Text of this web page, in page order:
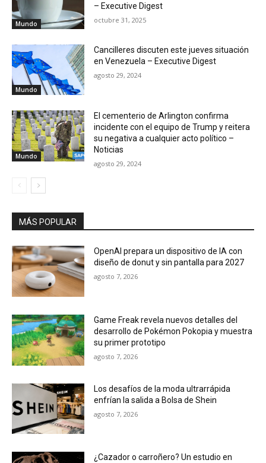
Mundo
– Executive Digest
octubre 31, 2025
Mundo
Cancilleres discuten este jueves situación
en Venezuela – Executive Digest
agosto 29, 2024
Mundo
El cementerio de Arlington confirma
incidente con el equipo de Trump y reitera
su negativa a cualquier acto político –
Noticias
agosto 29, 2024
MÁS POPULAR
OpenAI prepara un dispositivo de IA con
diseño de donut y sin pantalla para 2027
agosto 7, 2026
Game Freak revela nuevos detalles del
desarrollo de Pokémon Pokopia y muestra
su primer prototipo
agosto 7, 2026
Los desafíos de la moda ultrarrápida
enfrían la salida a Bolsa de Shein
agosto 7, 2026
¿Cazador o carroñero? Un estudio en